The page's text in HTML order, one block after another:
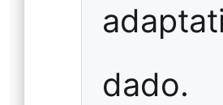
dado.